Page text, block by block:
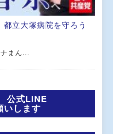
立大塚病院を守ろう
ナまん…
公式LINE
いします